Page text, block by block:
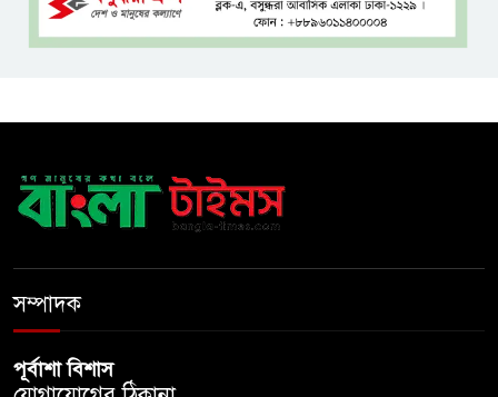
‘হাসিনা কার্ড’ ব্যবহার করে ভারতের
দেশকে এগিয়ে নিতে হবে: প্রধানমন্ত্রী
সম্পাদক
পূর্বাশা বিশাস